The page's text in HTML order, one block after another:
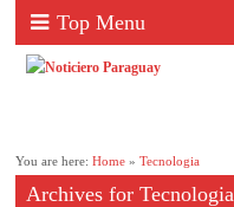
Top Menu
You are here:Home »Tecnologia
Archives for Tecnologia